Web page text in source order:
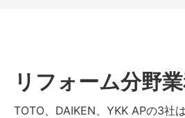
リフォーム分野
TOTO、DAIKEN、YKK APの3社